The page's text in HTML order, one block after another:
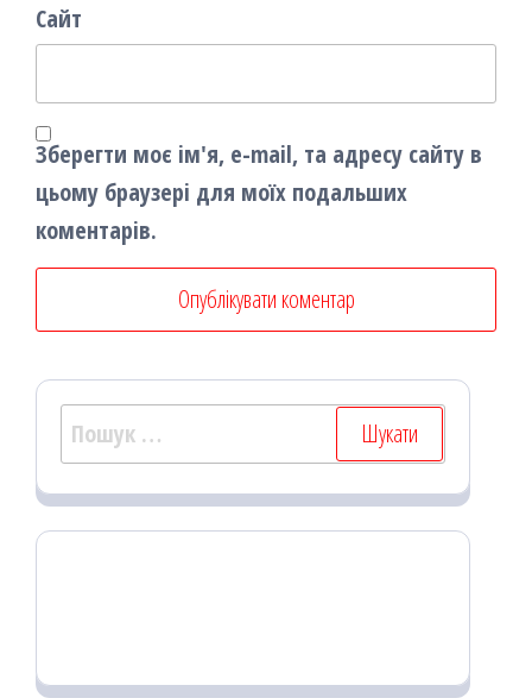
Сайт
Зберегти моє ім'я, e-mail, та адресу сайту в
цьому браузері для моїх подальших
коментарів.
Пошук: